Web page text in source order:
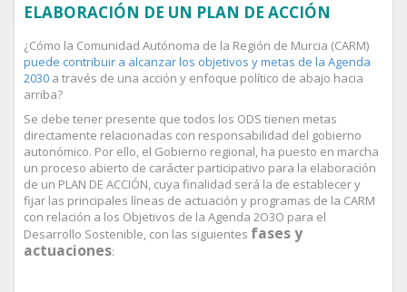
ELABORACIÓN DE UN PLAN DE ACCIÓN
¿Cómo la Comunidad Autónoma de la Región de Murcia (CARM)
puede contribuir a alcanzar los objetivos y metas de la Agenda
2030 a través de una acción y enfoque político de abajo hacia
arriba?
Se debe tener presente que todos los ODS tienen metas
directamente relacionadas con responsabilidad del gobierno
autonómico. Por ello, el Gobierno regional, ha puesto en marcha
un proceso abierto de carácter participativo para la elaboración
de un PLAN DE ACCIÓN, cuya finalidad será la de establecer y
fijar las principales líneas de actuación y programas de la CARM
con relación a los Objetivos de la Agenda 2O3O para el
Desarrollo Sostenible, con las siguientes fases y
actuaciones: